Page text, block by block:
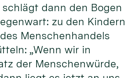
dann den Bogen
zu den Kindern
Menschenhandels
„Wenn wir in
der Menschenwürde,